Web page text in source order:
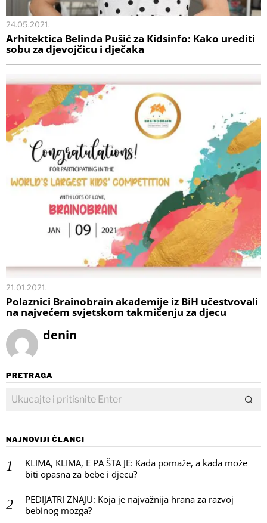
24.05.2021.
Arhitektica Belinda Pušić za Kidsinfo: Kako urediti
sobu za djevojčicu i dječaka
21.01.2021.
Polaznici Brainobrain akademije iz BiH učestvovali
na najvećem svjetskom takmičenju za djecu
denin
PRETRAGA
NAJNOVIJI ČLANCI
KLIMA, KLIMA, E PA ŠTA JE: Kada pomaže, a kada može
biti opasna za bebe i djecu?
PEDIJATRI ZNAJU: Koja je najvažnija hrana za razvoj
bebinog mozga?